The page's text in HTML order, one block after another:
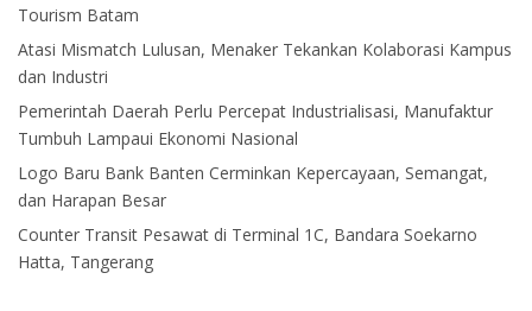
Tourism Batam
Atasi Mismatch Lulusan, Menaker Tekankan Kolaborasi Kampus
dan Industri
Pemerintah Daerah Perlu Percepat Industrialisasi, Manufaktur
Tumbuh Lampaui Ekonomi Nasional
Logo Baru Bank Banten Cerminkan Kepercayaan, Semangat,
dan Harapan Besar
Counter Transit Pesawat di Terminal 1C, Bandara Soekarno
Hatta, Tangerang